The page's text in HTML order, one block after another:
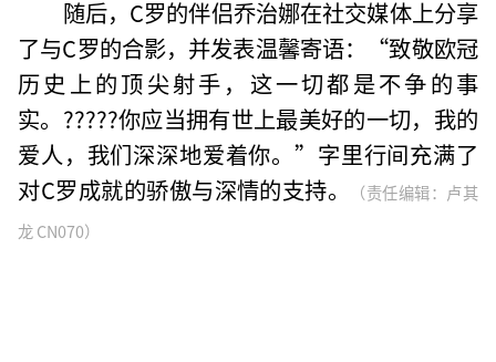
随后，C罗的伴侣乔治娜在社交媒体上分享
了与C罗的合影，并发表温馨寄语：“致敬欧冠
历史上的顶尖射手，这一切都是不争的事
实。?????你应当拥有世上最美好的一切，我的
爱人，我们深深地爱着你。”字里行间充满了
对C罗成就的骄傲与深情的支持。
（责任编辑：卢其
龙 CN070）